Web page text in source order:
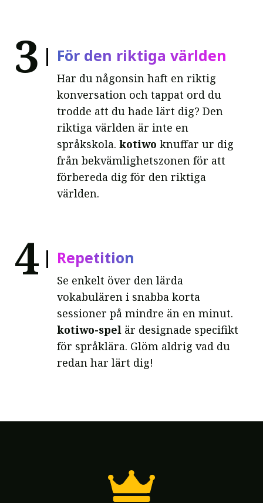
3 För den riktiga världen
Har du någonsin haft en riktig
konversation och tappat ord du
trodde att du hade lärt dig? Den
riktiga världen är inte en
språkskola. kotiwo knuffar ur dig
från bekvämlighetszonen för att
förbereda dig för den riktiga
världen.
4 Repetition
Se enkelt över den lärda
vokabulären i snabba korta
sessioner på mindre än en minut.
kotiwo-spel är designade specifikt
för språklära. Glöm aldrig vad du
redan har lärt dig!